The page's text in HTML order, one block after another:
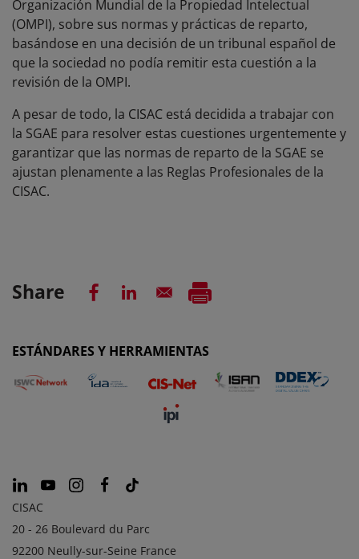
Organización Mundial de la Propiedad Intelectual
(OMPI), sobre sus normas y prácticas de reparto,
basándose en una decisión de un tribunal español de
que la sociedad no podía remitir esta cuestión a la
revisión de la OMPI.
A pesar de todo, la CISAC está decidida a trabajar con
la SGAE para resolver estas cuestiones urgentemente y
garantizar que las normas de reparto de la SGAE se
ajustan plenamente a las Reglas Profesionales de la
CISAC.
Share
ESTÁNDARES Y HERRAMIENTAS
CISAC
20 - 26 Boulevard du Parc
92200 Neully-sur-Seine France